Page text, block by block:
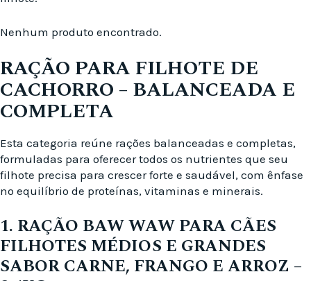
Nenhum produto encontrado.
RAÇÃO PARA FILHOTE DE
CACHORRO – BALANCEADA E
COMPLETA
Esta categoria reúne rações balanceadas e completas,
formuladas para oferecer todos os nutrientes que seu
filhote precisa para crescer forte e saudável, com ênfase
no equilíbrio de proteínas, vitaminas e minerais.
1. RAÇÃO BAW WAW PARA CÃES
FILHOTES MÉDIOS E GRANDES
SABOR CARNE, FRANGO E ARROZ –